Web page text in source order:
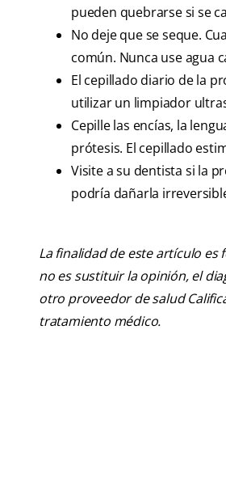
pueden quebrarse si se
No deje que se seque.
común. Nunca use agua
El cepillado diario de la
utilizar un limpiador
Cepille las encías, la
prótesis. El cepillado
Visite a su dentista si la
podría dañarla
La finalidad de este artículo
no es sustituir la opinión, el
otro proveedor de salud
tratamiento médico.